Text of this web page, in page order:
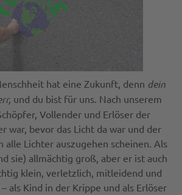
hat eine Zukunft, denn dein
und du bist für uns. Nach unserem
Vollender und Erlöser der
war, bevor das Licht da war und der
alle Lichter auszugehen scheinen. Als
sie) allmächtig groß, aber er ist auch
klein, verletzlich, mitleidend und
als Kind in der Krippe und als Erlöser